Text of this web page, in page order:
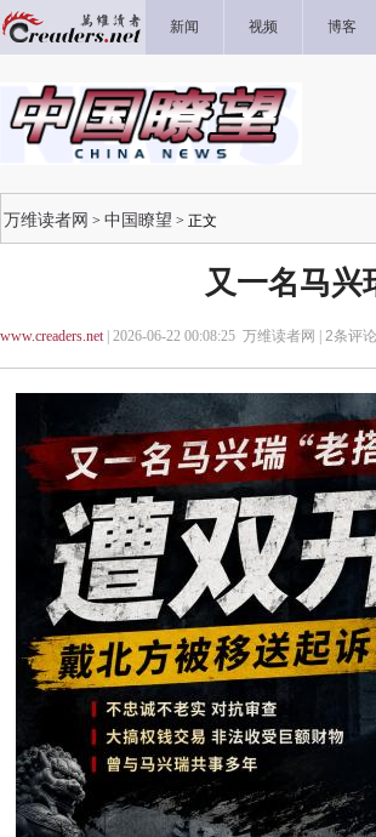
新闻 视频 博客
万维读者网 > 中国瞭望 > 正文
又一名马兴
www.creaders.net| 2026-06-22 00:08:25 万维读者网 | 2条评论